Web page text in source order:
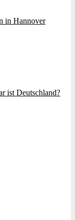
in Hannover
ist Deutschland?